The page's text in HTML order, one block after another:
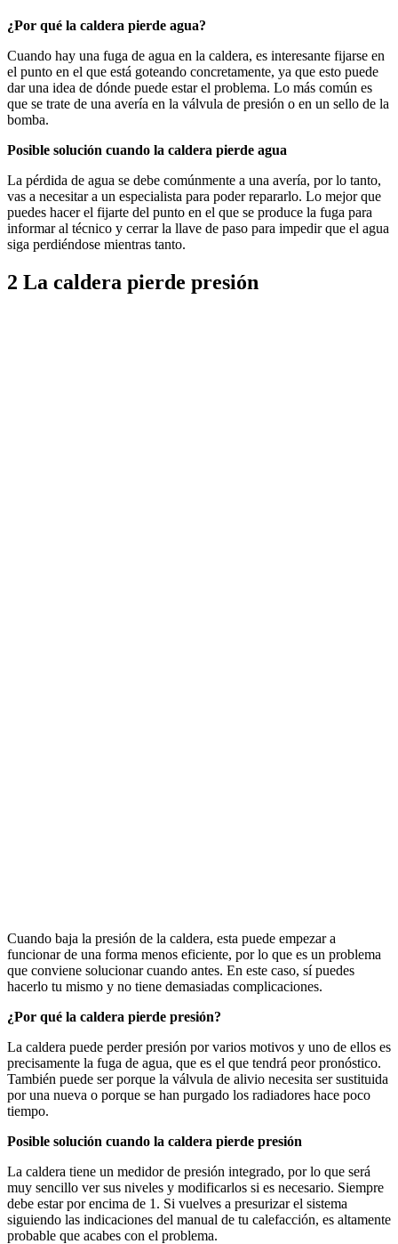
¿Por qué la caldera pierde agua?
Cuando hay una fuga de agua en la caldera, es interesante fijarse en
el punto en el que está goteando concretamente, ya que esto puede
dar una idea de dónde puede estar el problema. Lo más común es
que se trate de una avería en la válvula de presión o en un sello de la
bomba.
Posible solución cuando la caldera pierde agua
La pérdida de agua se debe comúnmente a una avería, por lo tanto,
vas a necesitar a un especialista para poder repararlo. Lo mejor que
puedes hacer el fijarte del punto en el que se produce la fuga para
informar al técnico y cerrar la llave de paso para impedir que el agua
siga perdiéndose mientras tanto.
2 La caldera pierde presión
Cuando baja la presión de la caldera, esta puede empezar a
funcionar de una forma menos eficiente, por lo que es un problema
que conviene solucionar cuando antes. En este caso, sí puedes
hacerlo tu mismo y no tiene demasiadas complicaciones.
¿Por qué la caldera pierde presión?
La caldera puede perder presión por varios motivos y uno de ellos es
precisamente la fuga de agua, que es el que tendrá peor pronóstico.
También puede ser porque la válvula de alivio necesita ser sustituida
por una nueva o porque se han purgado los radiadores hace poco
tiempo.
Posible solución cuando la caldera pierde presión
La caldera tiene un medidor de presión integrado, por lo que será
muy sencillo ver sus niveles y modificarlos si es necesario. Siempre
debe estar por encima de 1. Si vuelves a presurizar el sistema
siguiendo las indicaciones del manual de tu calefacción, es altamente
probable que acabes con el problema.